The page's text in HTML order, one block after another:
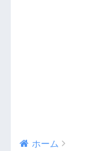
ホーム